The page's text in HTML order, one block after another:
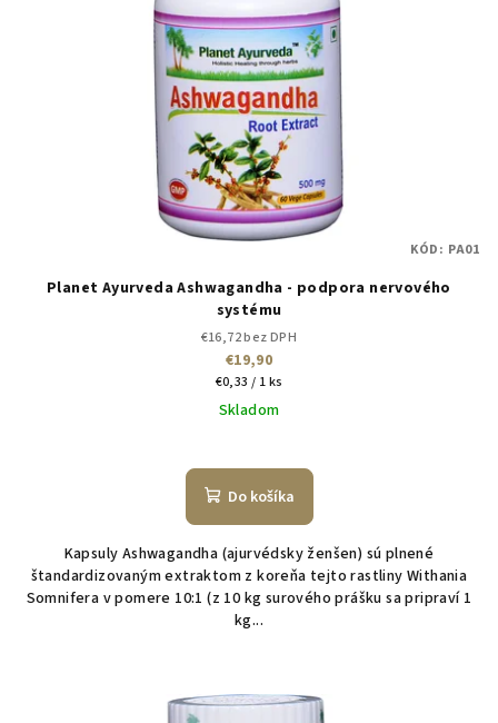
Planet Ayurveda Ashwagandha - podpora nervového
systému
€16,72 bez DPH
€19,90
Jednotková
cena:
€0,33 / 1 ks
Skladom
Do košíka
Kapsuly Ashwagandha (ajurvédsky ženšen) sú plnené
štandardizovaným extraktom z koreňa tejto rastliny Withania
Somnifera v pomere 10:1 (z 10 kg surového prášku sa pripraví 1
kg...
KÓD: PA01